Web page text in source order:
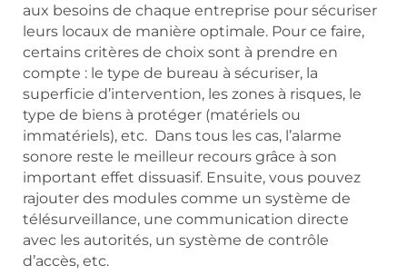
aux besoins de chaque entreprise pour sécuriser
leurs locaux de manière optimale. Pour ce faire,
certains critères de choix sont à prendre en
compte : le type de bureau à sécuriser, la
superficie d’intervention, les zones à risques, le
type de biens à protéger (matériels ou
immatériels), etc. Dans tous les cas, l’alarme
sonore reste le meilleur recours grâce à son
important effet dissuasif. Ensuite, vous pouvez
rajouter des modules comme un système de
télésurveillance, une communication directe
avec les autorités, un système de contrôle
d’accès, etc.